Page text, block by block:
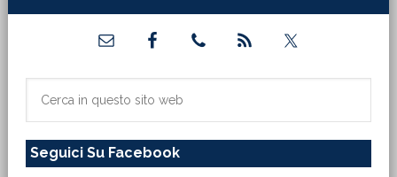
primaria
sito
Seguici Su Facebook